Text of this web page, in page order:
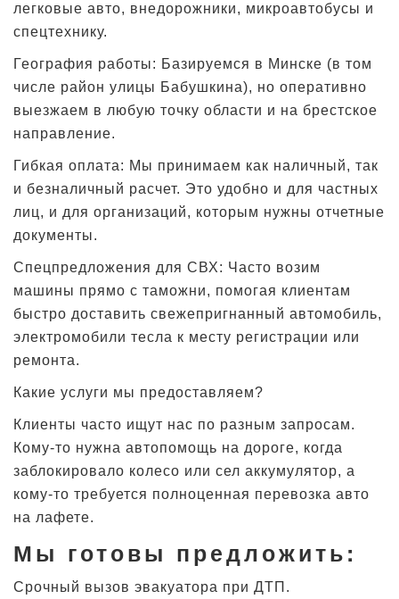
легковые авто, внедорожники, микроавтобусы и
спецтехнику.
География работы: Базируемся в Минске (в том
числе район улицы Бабушкина), но оперативно
выезжаем в любую точку области и на брестское
направление.
Гибкая оплата: Мы принимаем как наличный, так
и безналичный расчет. Это удобно и для частных
лиц, и для организаций, которым нужны отчетные
документы.
Спецпредложения для СВХ: Часто возим
машины прямо с таможни, помогая клиентам
быстро доставить свежепригнанный автомобиль,
электромобили тесла к месту регистрации или
ремонта.
Какие услуги мы предоставляем?
Клиенты часто ищут нас по разным запросам.
Кому-то нужна автопомощь на дороге, когда
заблокировало колесо или сел аккумулятор, а
кому-то требуется полноценная перевозка авто
на лафете.
Мы готовы предложить:
Срочный вызов эвакуатора при ДТП.